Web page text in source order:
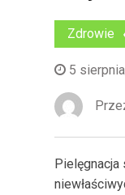
Zdrowie
5
Pielęgnacja